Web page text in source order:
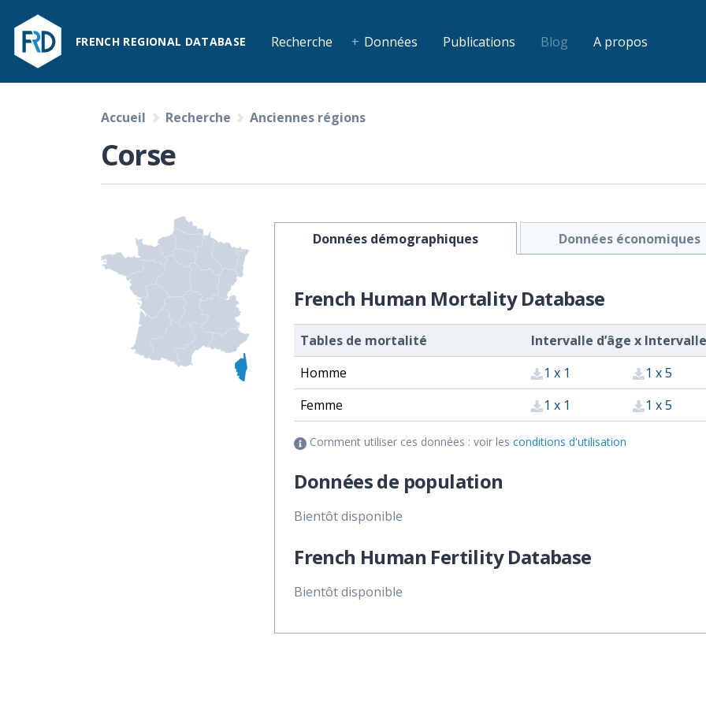
FRENCH REGIONAL DATABASE Recherche Données Publications Blog A propos
Accueil Recherche Anciennes régions
Corse
Données démographiques Données économiques
French Human Mortality Database
Tables de mortalité Intervalle d’âge x
Homme
1 x 1 1 x 5
Femme
1 x 1 1 x 5
Comment utiliser ces données : voir lesconditions d'utilisation
Données de population
Bientôt disponible
French Human Fertility Database
Bientôt disponible